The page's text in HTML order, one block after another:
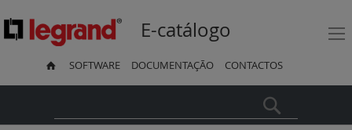
E-catálogo
SOFTWARE DOCUMENTAÇÃO CONTACTOS